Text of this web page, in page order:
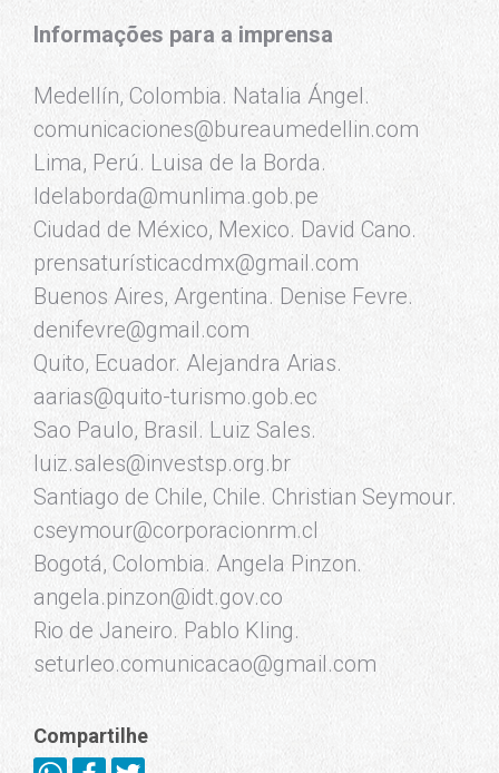
Informações para a imprensa
Medellín, Colombia. Natalia Ángel.
comunicaciones@bureaumedellin.com
Lima, Perú. Luisa de la Borda.
ldelaborda@munlima.gob.pe
Ciudad de México, Mexico. David Cano.
prensaturísticacdmx@gmail.com
Buenos Aires, Argentina. Denise Fevre.
denifevre@gmail.com
Quito, Ecuador. Alejandra Arias.
aarias@quito-turismo.gob.ec
Sao Paulo, Brasil. Luiz Sales.
luiz.sales@investsp.org.br
Santiago de Chile, Chile. Christian Seymour.
cseymour@corporacionrm.cl
Bogotá, Colombia. Angela Pinzon.
angela.pinzon@idt.gov.co
Rio de Janeiro. Pablo Kling.
seturleo.comunicacao@gmail.com
Compartilhe